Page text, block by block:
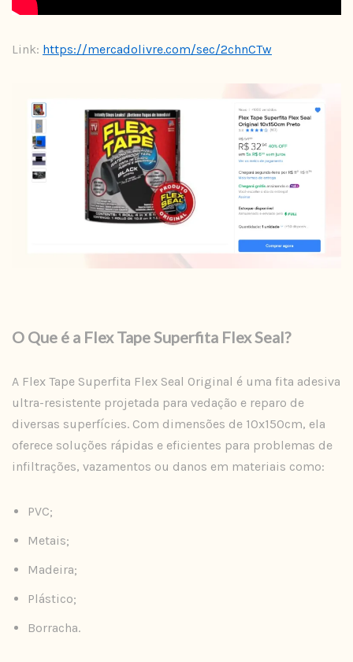
Link: https://mercadolivre.com/sec/2chnCTw
O Que é a Flex Tape Superfita Flex Seal?
A Flex Tape Superfita Flex Seal Original é uma fita adesiva
ultra-resistente projetada para vedação e reparo de
diversas superfícies. Com dimensões de 10x150cm, ela
oferece soluções rápidas e eficientes para problemas de
infiltrações, vazamentos ou danos em materiais como:
PVC;
Metais;
Madeira;
Plástico;
Borracha.